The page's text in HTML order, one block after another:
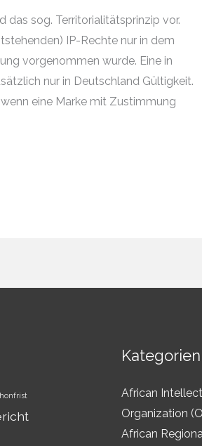
das sog. Territorialitätsprinzip vor.
IP-Rechte nur in dem
vorgenommen wurde. Eine in
nur in Deutschland Gültigkeit.
eine Marke mit Zustimmung
Kategorien
African
Organization
African